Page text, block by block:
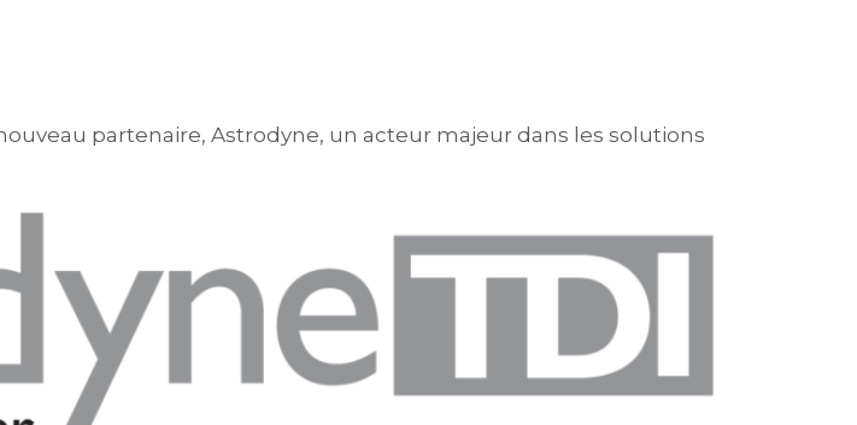
partenaire, Astrodyne, un acteur majeur dans les solutions